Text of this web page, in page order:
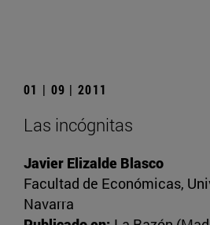
01 | 09 | 2011
Las incógnitas
Javier Elizalde Blasco
Facultad de Económicas,
Navarra